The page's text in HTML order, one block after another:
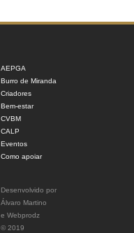
AEPGA
Burro de Miranda
Criadores
Bem-estar
CVBM
CALP
Eventos
Como apoiar
Desenvolvido por
Álvaro Martino
e Webprodz
© 2019